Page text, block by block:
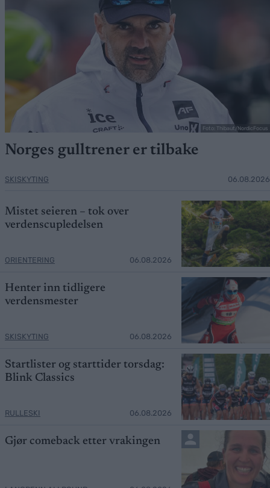
Foto: Thibaut/NordicFocus
Norges gulltrener er tilbake
SKISKYTING 06.08.2026
Mistet seieren – tok over
verdenscupledelsen
ORIENTERING 06.08.2026
Henter inn tidligere
verdensmester
SKISKYTING 06.08.2026
Startlister og starttider torsdag:
Blink Classics
RULLESKI 06.08.2026
Gjør comeback etter vrakingen